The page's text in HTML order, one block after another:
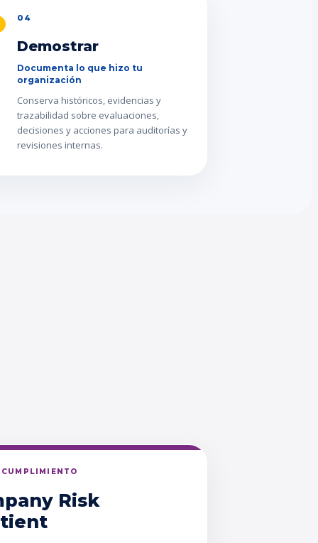
04
Demostrar
Documenta lo que hizo tu
organización
Conserva históricos, evidencias y
trazabilidad sobre evaluaciones,
decisiones y acciones para auditorías y
revisiones internas.
Risk